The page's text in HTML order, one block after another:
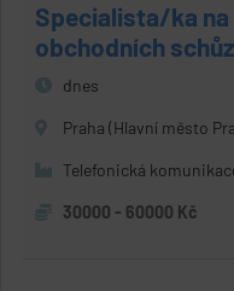
Specialista/ka na
obchodních
dnes
Praha (Hlavní město
Telefonická
30000 - 60000 Kč